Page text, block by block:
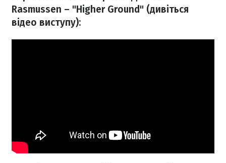
Rasmussen – "Higher Ground" (дивіться
відео виступу):